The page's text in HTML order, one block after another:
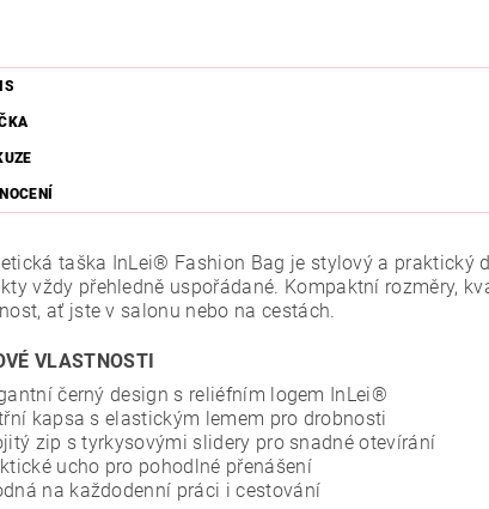
taška InLei® Fashion Bag je stylový a praktický
vždy přehledně uspořádané. Kompaktní rozměry,
ať jste v salonu nebo na cestách.
VLASTNOSTI
černý design s reliéfním logem InLei®
kapsa s elastickým lemem pro drobnosti
zip s tyrkysovými slidery pro snadné otevírání
ucho pro pohodlné přenášení
na každodenní práci i cestování